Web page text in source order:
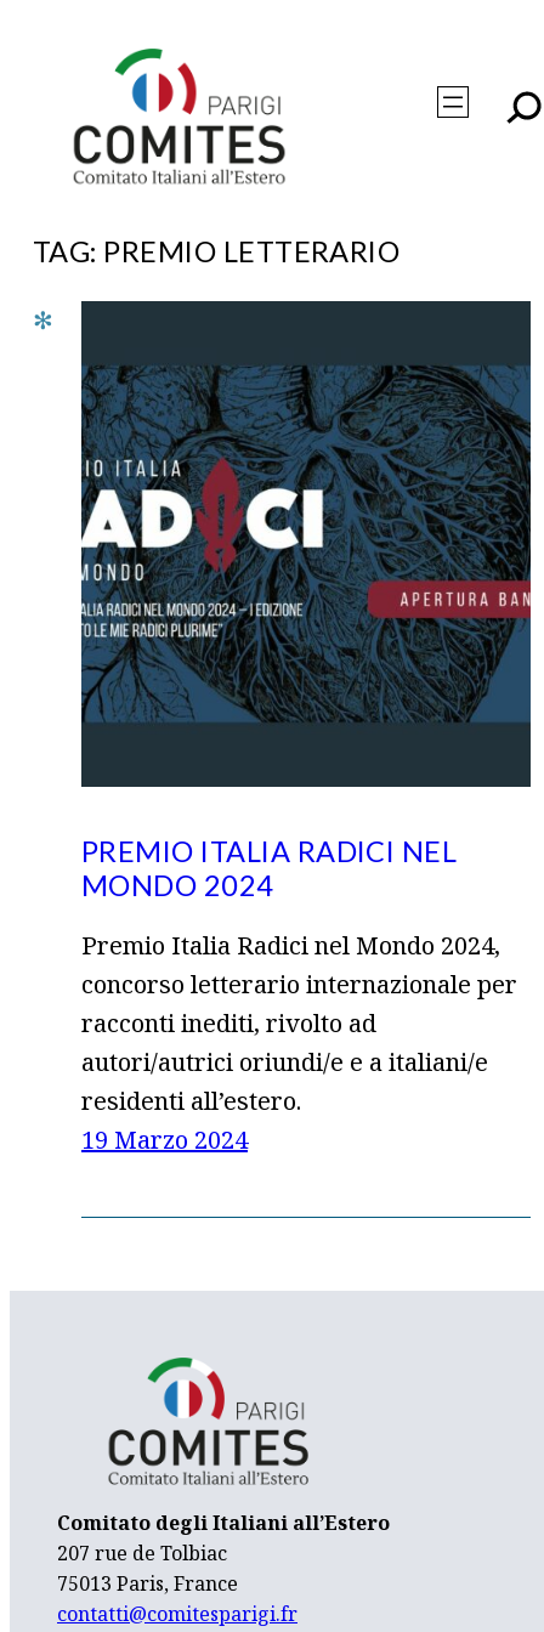
TAG: PREMIO LETTERARIO
PREMIO ITALIA RADICI NEL
MONDO 2024
Premio Italia Radici nel Mondo 2024,
concorso letterario internazionale per
racconti inediti, rivolto ad
autori/autrici oriundi/e e a italiani/e
residenti all’estero.
19 Marzo 2024
Comitato degli Italiani all’Estero
207 rue de Tolbiac
75013 Paris, France
contatti@comitesparigi.fr